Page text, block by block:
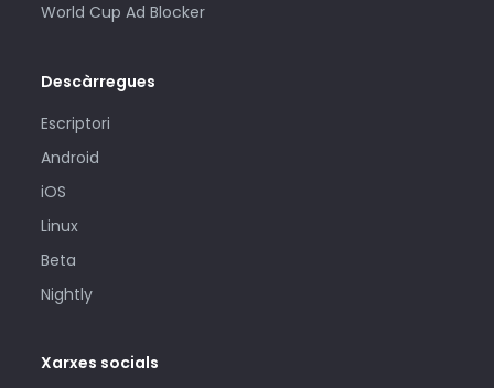
World Cup Ad Blocker
Descàrregues
Escriptori
Android
iOS
Linux
Beta
Nightly
Xarxes socials